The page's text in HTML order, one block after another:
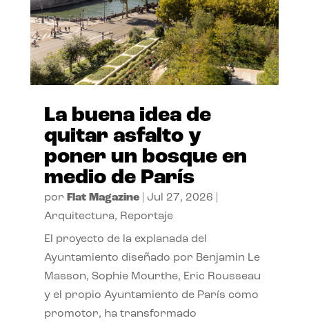
La buena idea de
quitar asfalto y
poner un bosque en
medio de París
por Flat Magazine| Jul 27, 2026
Arquitectura, Reportaje
El proyecto de la explanada del
Ayuntamiento diseñado por Benjamin Le
Masson, Sophie Mourthe, Eric Rousseau
y el propio Ayuntamiento de París como
promotor, ha transformado